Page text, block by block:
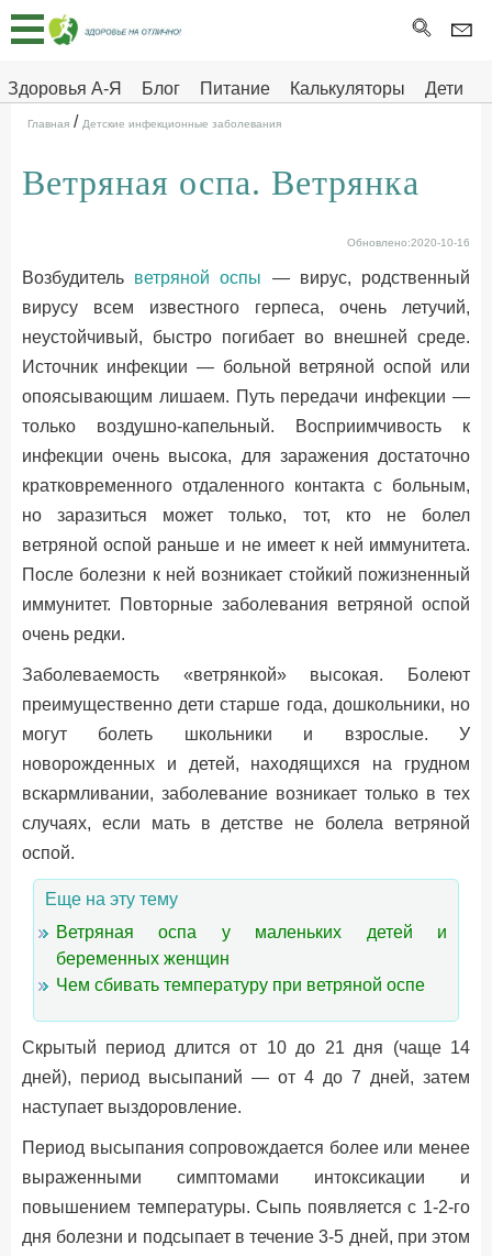
Здоровья А-Я Блог Питание Калькуляторы
Дети
Здоровье на отлично
Главная
Тесты
Про
ДЕТЯМ
Главная / Детские инфекционные заболевания
Ветряная оспа. Ветрянка
Обновлено:2020-10-16
Возбудитель ветряной оспы — вирус, родственный
вирусу всем известного герпеса, очень летучий,
неустойчивый, быстро погибает во внешней среде.
Источник инфекции — больной ветряной оспой или
опоясывающим лишаем. Путь передачи инфекции —
только воздушно-капельный. Восприимчивость к
инфекции очень высока, для заражения достаточно
кратковременного отдаленного контакта с больным,
но заразиться может только, тот, кто не болел
ветряной оспой раньше и не имеет к ней иммунитета.
После болезни к ней возникает стойкий пожизненный
иммунитет. Повторные заболевания ветряной оспой
очень редки.
Заболеваемость «ветрянкой» высокая. Болеют
преимущественно дети старше года, дошкольники, но
могут болеть школьники и взрослые. У
новорожденных и детей, находящихся на грудном
вскармливании, заболевание возникает только в тех
случаях, если мать в детстве не болела ветряной
оспой.
Еще на эту тему
Ветряная оспа у маленьких детей и
беременных женщин
Чем сбивать температуру при ветряной оспе
Скрытый период длится от 10 до 21 дня (чаще 14
дней), период высыпаний — от 4 до 7 дней, затем
наступает выздоровление.
Период высыпания сопровождается более или менее
выраженными симптомами интоксикации и
повышением температуры. Сыпь появляется с 1-2-го
дня болезни и подсыпает в течение 3-5 дней, при этом